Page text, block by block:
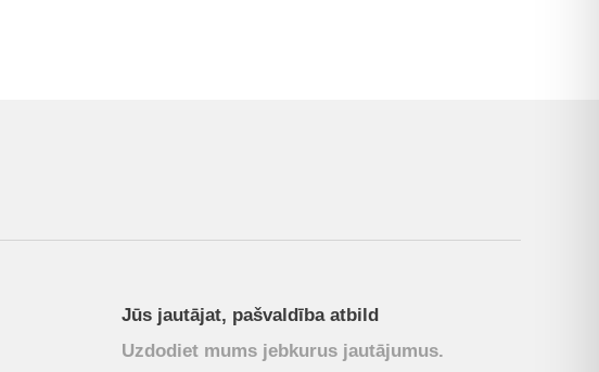
Jūs jautājat, pašvaldība atbild
Uzdodiet mums jebkurus jautājumus.